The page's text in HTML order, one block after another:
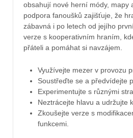
obsahují nové herní módy, mapy
podpora fanoušků zajišťuje, že
zábavná i po letech od jejího
verze s kooperativním hraním,
přáteli a pomáhat si navzájem.
Využívejte mezer v provozu
Soustřeďte se a předvídejte
Experimentujte s různými
Neztrácejte hlavu a udržujte
Zkoušejte verze s
funkcemi.